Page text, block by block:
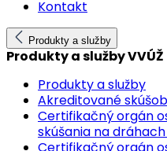
Kontakt
Produkty a služby
Produkty a služby VVÚŽ
Produkty a služby
Akreditované
Certifikačný orgán
skúšania na dráhach